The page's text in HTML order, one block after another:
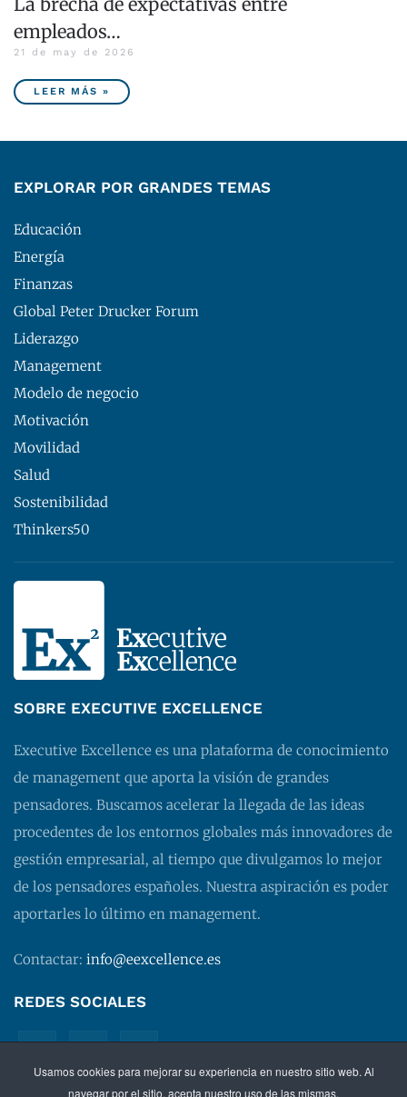
Usamos cookies para mejorar su experiencia en nuestro sitio web. Al
navegar por el sitio, acepta nuestro uso de las mismas.
empleados…
21 de may de 2026
LEER MÁS »
EXPLORAR POR GRANDES TEMAS
Educación
Energía
Finanzas
Global Peter Drucker Forum
Liderazgo
Management
Modelo de negocio
Motivación
Movilidad
Salud
Sostenibilidad
Thinkers50
SOBRE EXECUTIVE EXCELLENCE
Executive Excellence es una plataforma de conocimiento
de management que aporta la visión de grandes
pensadores. Buscamos acelerar la llegada de las ideas
procedentes de los entornos globales más innovadores de
gestión empresarial, al tiempo que divulgamos lo mejor
de los pensadores españoles. Nuestra aspiración es poder
aportarles lo último en management.
Contactar: info@eexcellence.es
REDES SOCIALES